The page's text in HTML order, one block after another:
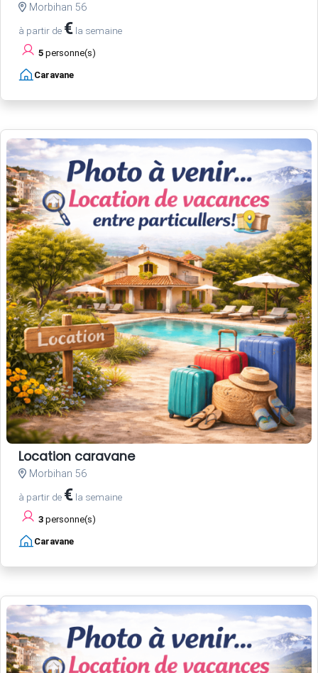
Morbihan 56
à partir de € la semaine
5 personne(s)
Caravane
Location caravane
Morbihan 56
à partir de € la semaine
3 personne(s)
Caravane